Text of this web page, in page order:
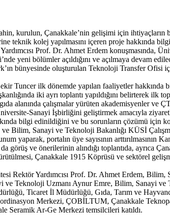
kurulun, Çanakkale’nin gelişimi için
teknik kolej yapılmasını içeren proje hakkında
Prof. Dr. Ahmet Erdem konuşmasında,
yeni bölümler açıldığını ve açılmaya devam
bünyesinde oluşturulan Teknoloji Transfer Ofisi
Tuncer ilk dönemde yapılan faaliyetler hakkında
iki ayrı toplantı yapıldığını belirterek
alanında çalışmalar yürüten akademisyenler
Sanayi İşbirliğini geliştirmek amacıyla
bilgi edinildiğini ve bu sorunların çözümü için
Bilim, Sanayi ve Teknoloji Bakanlığı KÜSİ
yaparak, portalın üye sayısının
görüş ve önerilerinin alındığı toplantıda,
Çanakkale 1915 Köprüsü ve sektörel
Rektör Yardımcısı Prof. Dr. Ahmet Erdem,
ve Teknoloji Uzmanı Aynur Emre, Bilim, Sanayi
Ticaret İl Müdürlüğü, Gıda, Tarım ve
Merkezi, ÇOBİLTUM, Çanakkale
Seramik Ar-Ge Merkezi temsilcileri katıldı.